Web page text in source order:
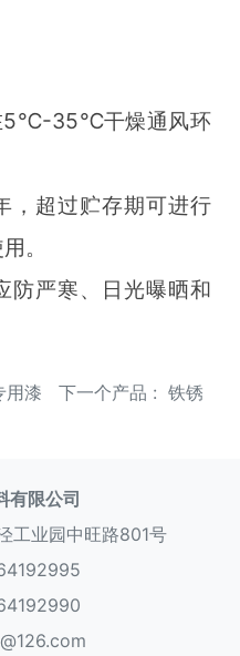
5℃-35℃干燥通风环
，超过贮存期可进行
。
防严寒、日光曝晒和
用漆 下一个产品 :铁锈
有限公司
工业园中旺路801号